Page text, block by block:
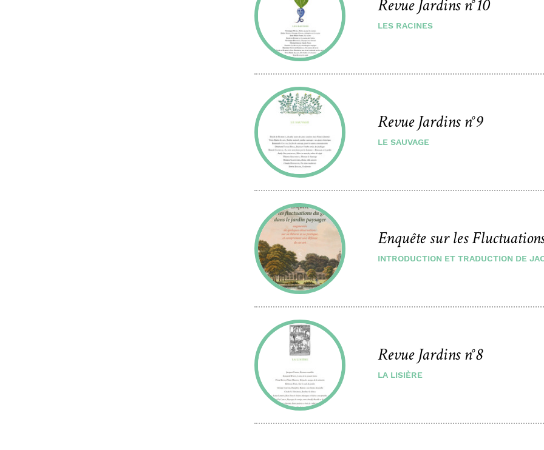
Revue Jardins n°10
LES RACINES
Revue Jardins n°9
LE SAUVAGE
Enquête sur les
INTRODUCTION ET TRADUCTION DE
Revue Jardins n°8
LA LISIÈRE